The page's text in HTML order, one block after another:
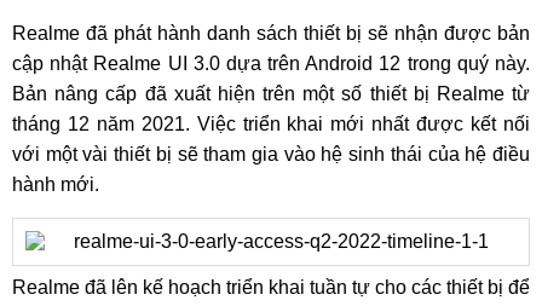
Realme đã phát hành danh sách thiết bị sẽ nhận được bản
cập nhật Realme UI 3.0 dựa trên Android 12 trong quý này.
Bản nâng cấp đã xuất hiện trên một số thiết bị Realme từ
tháng 12 năm 2021. Việc triển khai mới nhất được kết nối
với một vài thiết bị sẽ tham gia vào hệ sinh thái của hệ điều
hành mới.
Realme đã lên kế hoạch triển khai tuần tự cho các thiết bị để